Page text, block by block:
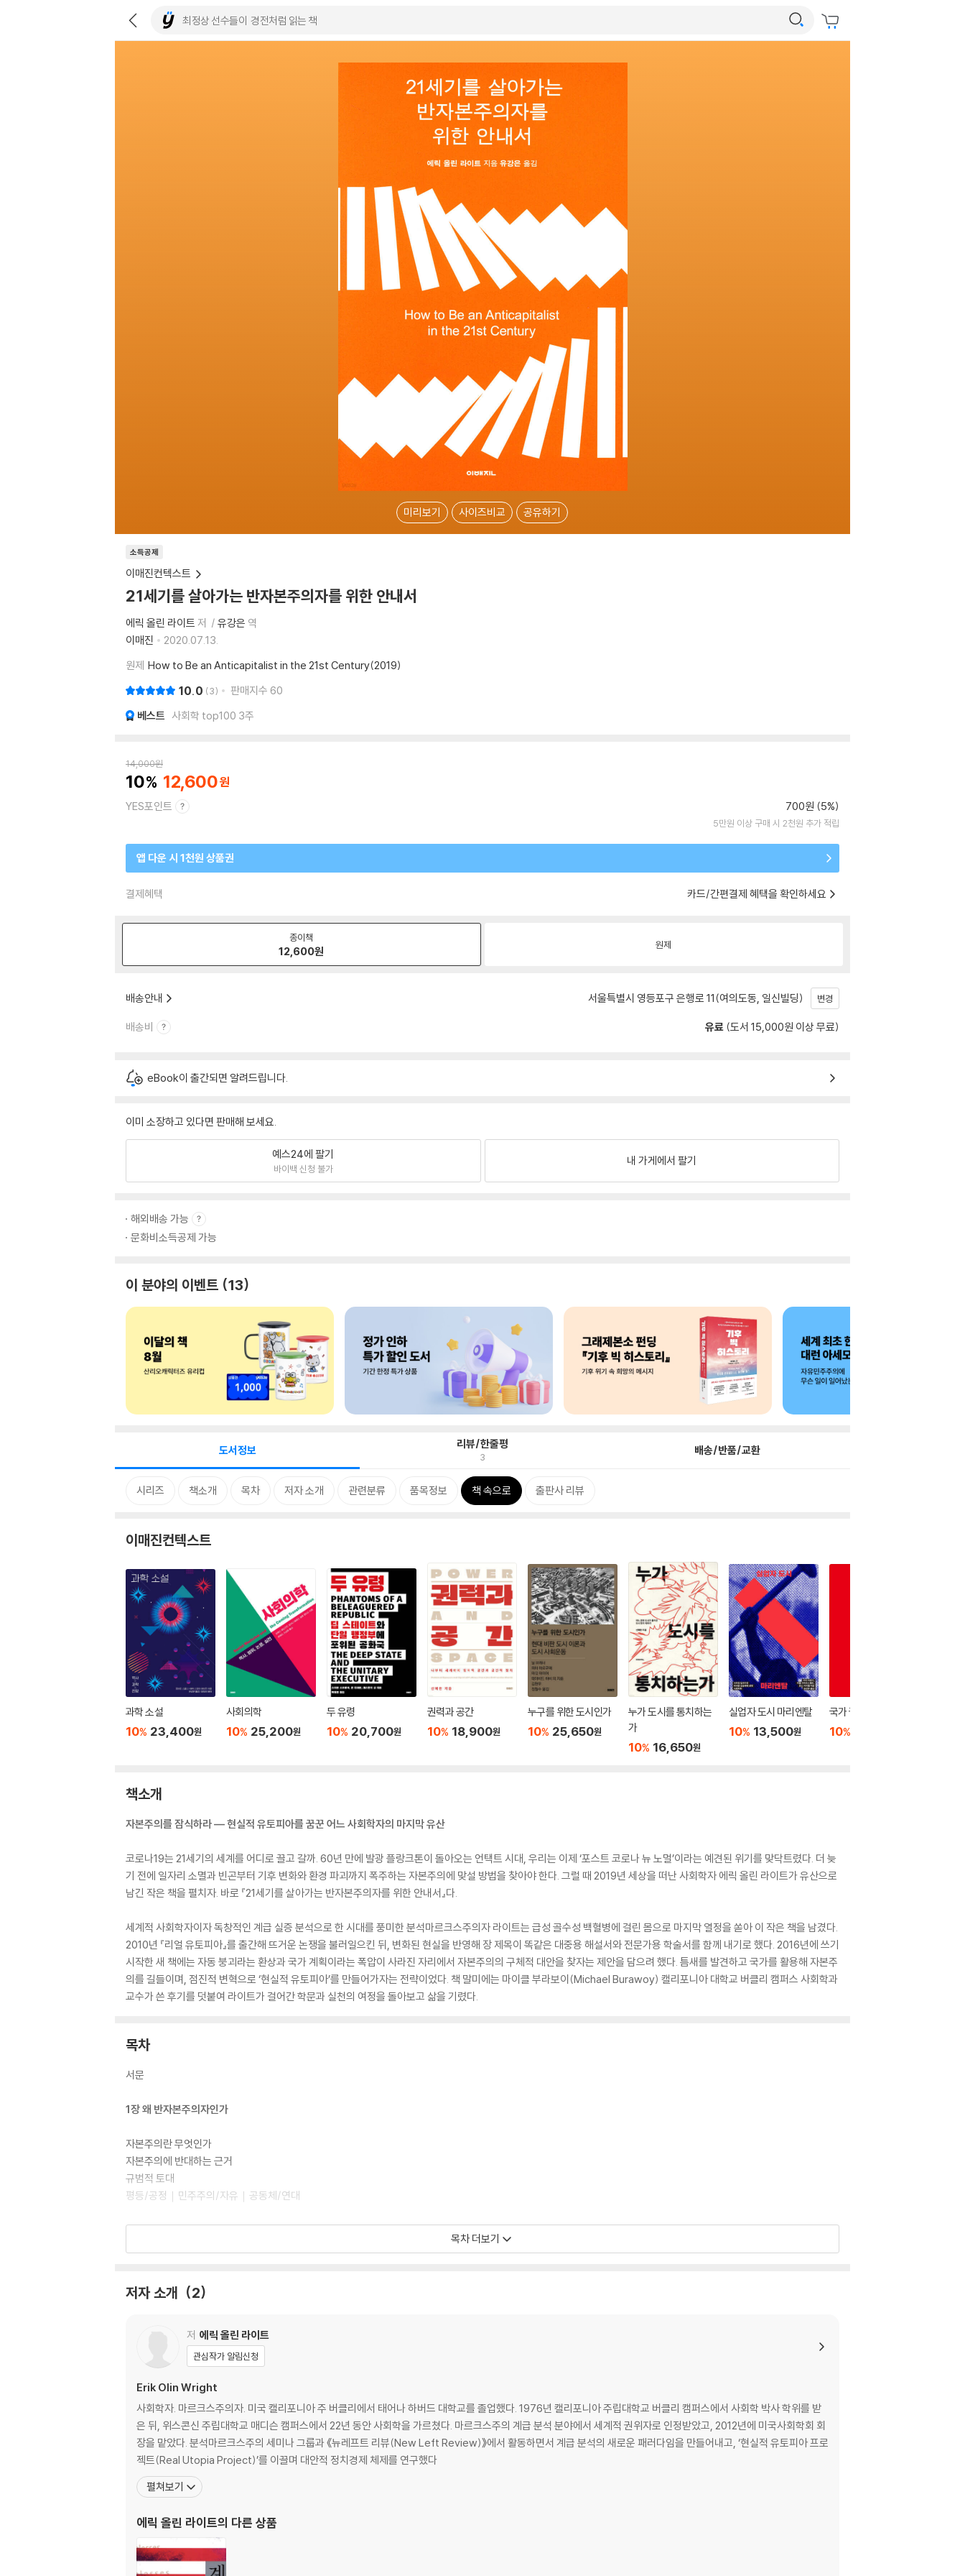
미리보기 사이즈비교 공유하기
소득공제
이매진컨텍스트
21세기를 살아가는 반자본주의자를 위한 안내서
에릭 올린 라이트 저 유강은 역
이매진
2020.07.13.
원제 How to Be an Anticapitalist in the 21st Century(2019)
10.0 3 판매지수 60
베스트 사회학 top100 3주
14,000원
10 12,600
YES포인트 700원 (5%)
5만원 이상 구매 시 2천원 추가 적립
앱 다운 시 1천원 상품권
결제혜택 카드/간편결제 혜택을 확인하세요
종이책
12,600원 원제
배송안내 서울특별시 영등포구 은행로 11(여의도동, 일신빌딩) 변경
배송비 유료 (도서 15,000원 이상 무료)
eBook이 출간되면 알려드립니다.
이미 소장하고 있다면 판매해 보세요.
예스24에 팔기
바이백 신청 불가
내 가게에서 팔기
해외배송 가능
문화비소득공제 가능
이 분야의 이벤트 13
도서정보 리뷰/한줄평
3 배송/반품/교환
시리즈 책소개 목차 저자 소개 관련분류 품목정보 책 속으로 출판사 리뷰
이매진컨텍스트
과학 소설
10% 23,400원
사회의학
10% 25,200원
두 유령
10% 20,700원
권력과 공간
10% 18,900원
누구를 위한 도시인가
10% 25,650원
누가 도시를 통치하는
가
10% 16,650원
실업자 도시 마리엔탈
10% 13,500원
국가 권력
10%
책소개
자본주의를 잠식하라 ― 현실적 유토피아를 꿈꾼 어느 사회학자의 마지막 유산
코로나19는 21세기의 세계를 어디로 끌고 갈까. 60년 만에 발광 플랑크톤이 돌아오는 언택트 시대, 우리는 이제 ‘포스트 코로나 뉴 노멀’이라는 예견된 위기를 맞닥트렸다. 더 늦
기 전에 일자리 소멸과 빈곤부터 기후 변화와 환경 파괴까지 폭주하는 자본주의에 맞설 방법을 찾아야 한다. 그럴 때 2019년 세상을 떠난 사회학자 에릭 올린 라이트가 유산으로
남긴 작은 책을 펼치자. 바로 『21세기를 살아가는 반자본주의자를 위한 안내서』다.
세계적 사회학자이자 독창적인 계급 실증 분석으로 한 시대를 풍미한 분석마르크스주의자 라이트는 급성 골수성 백혈병에 걸린 몸으로 마지막 열정을 쏟아 이 작은 책을 남겼다.
2010년 『리얼 유토피아』를 출간해 뜨거운 논쟁을 불러일으킨 뒤, 변화된 현실을 반영해 장 제목이 똑같은 대중용 해설서와 전문가용 학술서를 함께 내기로 했다. 2016년에 쓰기
시작한 새 책에는 자동 붕괴라는 환상과 국가 계획이라는 폭압이 사라진 자리에서 자본주의의 구체적 대안을 찾자는 제안을 담으려 했다. 틈새를 발견하고 국가를 활용해 자본주
의를 길들이며, 점진적 변혁으로 ‘현실적 유토피아’를 만들어가자는 전략이었다. 책 말미에는 마이클 부라보이(Michael Burawoy) 캘리포니아 대학교 버클리 캠퍼스 사회학과
교수가 쓴 후기를 덧붙여 라이트가 걸어간 학문과 실천의 여정을 돌아보고 삶을 기렸다.
목차
서문
1장 왜 반자본주의자인가
자본주의란 무엇인가
자본주의에 반대하는 근거
규범적 토대
평등/공정｜민주주의/자유｜공동체/연대
2장 자본주의, 진단과 비판
민주주의/자유
3장 반자본주의의 갈래들
전략적 논리
자본주의 분쇄하기｜자본주의 해체하기｜자본주의 길들이기｜자본주의에 저항하기｜자본주의에서 벗어나기
전략적 지형
자본주의 잠식하기
4장 자본주의를 넘어선 종착지 ― 경제민주주의와 사회주의
권력 중심 사회주의 개념
민주사회주의 경제의 구성 요소
조건 없는 기본 소득｜협동적 시장 경제｜사회/연대 경제｜자본주의 기업의 민주화｜공익사업이 된 은행
목차 더보기
저자 소개 2
저 에릭 올린 라이트
관심작가 알림신청
Erik Olin Wright
사회학자. 마르크스주의자. 미국 캘리포니아 주 버클리에서 태어나 하버드 대학교를 졸업했다. 1976년 캘리포니아 주립대학교 버클리 캠퍼스에서 사회학 박사 학위를 받
은 뒤, 위스콘신 주립대학교 매디슨 캠퍼스에서 22년 동안 사회학을 가르쳤다. 마르크스주의 계급 분석 분야에서 세계적 권위자로 인정받았고, 2012년에 미국사회학회 회
장을 맡았다. 분석마르크스주의 세미나 그룹과 《뉴레프트 리뷰(New Left Review)》에서 활동하면서 계급 분석의 새로운 패러다임을 만들어내고, ‘현실적 유토피아 프로
젝트(Real Utopia Project)’를 이끌며 대안적 정치경제 체제를 연구했다
펼쳐보기
에릭 올린 라이트의 다른 상품